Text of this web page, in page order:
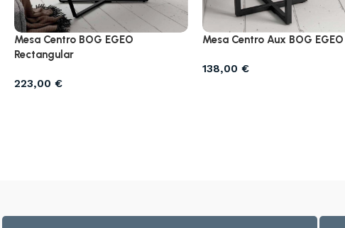
Mesa Centro BOG EGEO
Rectangular
223,00 €
Mesa Centro Aux BOG EGEO
138,00 €